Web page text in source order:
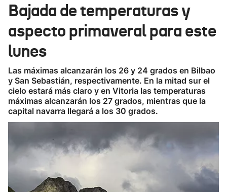
Ikusmiran
Bajada de temperaturas y
aspecto primaveral para este
lunes
Las máximas alcanzarán los 26 y 24 grados en Bilbao
y San Sebastián, respectivamente. En la mitad sur el
cielo estará más claro y en Vitoria las temperaturas
máximas alcanzarán los 27 grados, mientras que la
capital navarra llegará a los 30 grados.